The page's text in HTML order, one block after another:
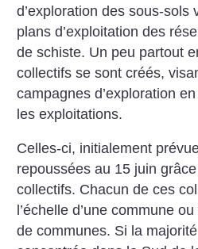
d’exploration des sous-sols
plans d’exploitation des
de schiste. Un peu partout
collectifs se sont créés,
campagnes d’exploration
les exploitations.
Celles-ci, initialement
repoussées au 15 juin
collectifs. Chacun de ces
l’échelle d’une commune
de communes. Si la